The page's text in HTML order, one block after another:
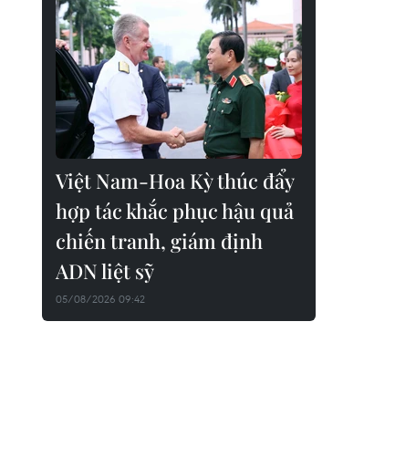
Việt Nam-Hoa Kỳ thúc đẩy
hợp tác khắc phục hậu quả
chiến tranh, giám định
ADN liệt sỹ
05/08/2026 09:42